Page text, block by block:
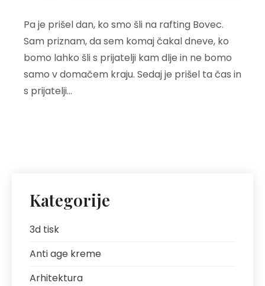
Pa je prišel dan, ko smo šli na rafting Bovec.
Sam priznam, da sem komaj čakal dneve, ko
bomo lahko šli s prijatelji kam dlje in ne bomo
samo v domačem kraju. Sedaj je prišel ta čas in
s prijatelji…
Kategorije
3d tisk
Anti age kreme
Arhitektura